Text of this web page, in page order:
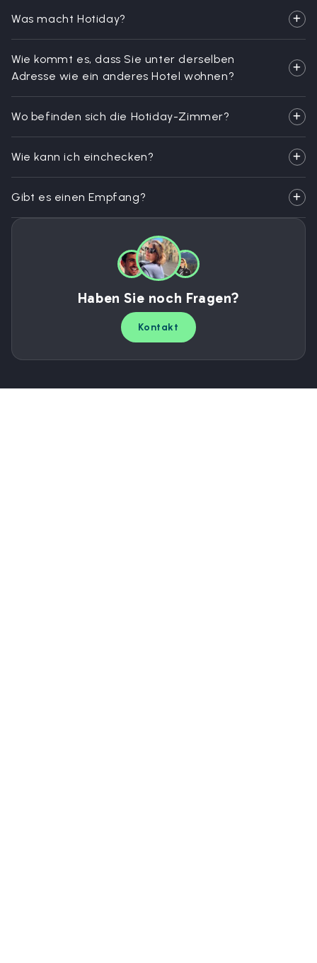
Was macht Hotiday?
Wie kommt es, dass Sie unter derselben
Adresse wie ein anderes Hotel wohnen?
Wo befinden sich die Hotiday-Zimmer?
Wie kann ich einchecken?
Gibt es einen Empfang?
Haben Sie noch Fragen?
Kontakt